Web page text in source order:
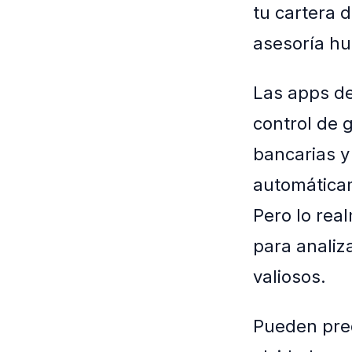
tu cartera
asesoría
Las apps
control de
bancarias
Pero lo
para
valiosos.
Pueden